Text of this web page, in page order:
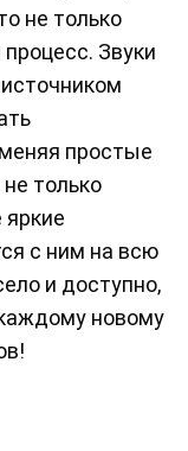
не только
Звуки
простые
только
яркие
с ним на всю
и доступно,
новому